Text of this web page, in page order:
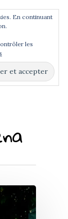
En continuant
les